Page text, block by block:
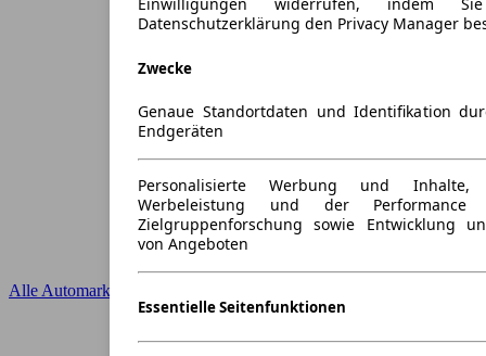
Einwilligungen widerrufen, indem
Datenschutzerklärung den Privacy Manager
Zwecke
Genaue Standortdaten und Identifikation
Endgeräten
Personalisierte Werbung und Inhalte,
Werbeleistung und der
Zielgruppenforschung sowie Entwicklung
von Angeboten
Essentielle Seitenfunktionen
Alle Automarken